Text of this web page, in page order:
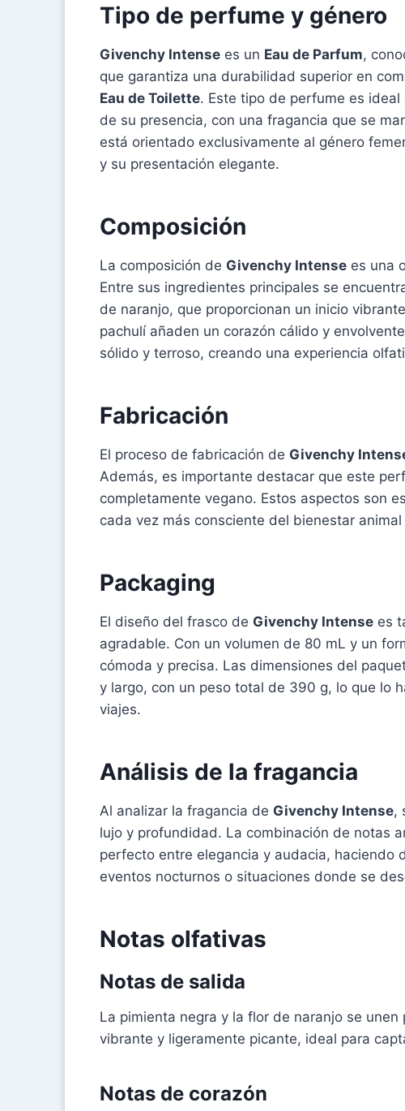
Tipo de perfume y género
Givenchy Intense es un Eau de Parfum,
que garantiza una durabilidad superior en
Eau de Toilette. Este tipo de perfume es
de su presencia, con una fragancia que se
está orientado exclusivamente al género
y su presentación elegante.
Composición
La composición de Givenchy Intense es una
Entre sus ingredientes principales se
de naranjo, que proporcionan un inicio
pachulí añaden un corazón cálido y
sólido y terroso, creando una experiencia
Fabricación
El proceso de fabricación de Givenchy
Además, es importante destacar que este
completamente vegano. Estos aspectos son
cada vez más consciente del bienestar
Packaging
El diseño del frasco de Givenchy Intense es
agradable. Con un volumen de 80 mL y un
cómoda y precisa. Las dimensiones del
y largo, con un peso total de 390 g, lo que lo
viajes.
Análisis de la fragancia
Al analizar la fragancia de Givenchy Intense,
lujo y profundidad. La combinación de notas
perfecto entre elegancia y audacia, haciendo
eventos nocturnos o situaciones donde se
Notas olfativas
Notas de salida
La pimienta negra y la flor de naranjo se
vibrante y ligeramente picante, ideal para
Notas de corazón